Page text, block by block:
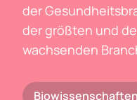
der
der größten und
wachsenden
Biowissenschaften